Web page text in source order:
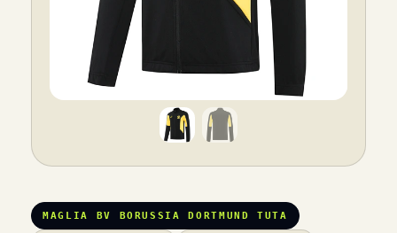
MAGLIA BV BORUSSIA DORTMUND TUTA